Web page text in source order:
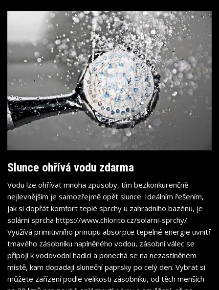
Slunce ohřívá vodu zdarma
Vodu lze ohřívat mnoha způsoby, tím bezkonkurenčně
nejlevnějším je samozřejmě opět slunce. Ideálním řešením,
jak si dopřát komfort teplé sprchy u zahradního bazénu, je
solární sprcha https://www.chlorito.cz/solarni-sprchy/.
Využívá primitivního principu absorpce tepelné energie uvnitř
tmavého zásobníku naplněného vodou, zásobní válec se
připojí k vodovodní hadici a ponechá se na nezastíněném
místě, kam dopadají sluneční paprsky po celý den. Vybrat si
můžete zařízení podle velikosti zásobníku, od těch menších